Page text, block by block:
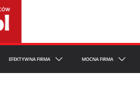
EFEKTYWNA FIRMA MOCNA FIRMA